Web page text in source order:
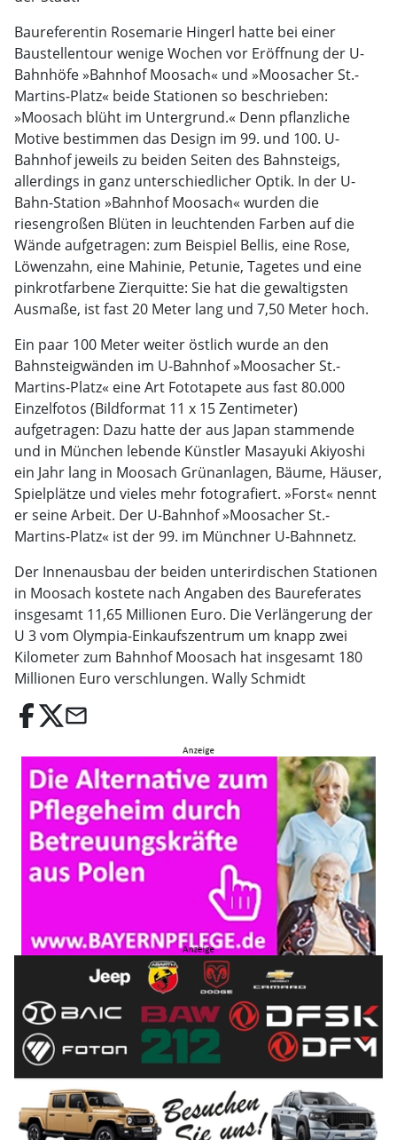
Baureferentin Rosemarie Hingerl hatte bei einer
Baustellentour wenige Wochen vor Eröffnung der U-
Bahnhöfe »Bahnhof Moosach« und »Moosacher St.-
Martins-Platz« beide Stationen so beschrieben:
»Moosach blüht im Untergrund.« Denn pflanzliche
Motive bestimmen das Design im 99. und 100. U-
Bahnhof jeweils zu beiden Seiten des Bahnsteigs,
allerdings in ganz unterschiedlicher Optik. In der U-
Bahn-Station »Bahnhof Moosach« wurden die
riesengroßen Blüten in leuchtenden Farben auf die
Wände aufgetragen: zum Beispiel Bellis, eine Rose,
Löwenzahn, eine Mahinie, Petunie, Tagetes und eine
pinkrotfarbene Zierquitte: Sie hat die gewaltigsten
Ausmaße, ist fast 20 Meter lang und 7,50 Meter hoch.
Ein paar 100 Meter weiter östlich wurde an den
Bahnsteigwänden im U-Bahnhof »Moosacher St.-
Martins-Platz« eine Art Fototapete aus fast 80.000
Einzelfotos (Bildformat 11 x 15 Zentimeter)
aufgetragen: Dazu hatte der aus Japan stammende
und in München lebende Künstler Masayuki Akiyoshi
ein Jahr lang in Moosach Grünanlagen, Bäume, Häuser,
Spielplätze und vieles mehr fotografiert. »Forst« nennt
er seine Arbeit. Der U-Bahnhof »Moosacher St.-
Martins-Platz« ist der 99. im Münchner U-Bahnnetz.
Der Innenausbau der beiden unterirdischen Stationen
in Moosach kostete nach Angaben des Baureferates
insgesamt 11,65 Millionen Euro. Die Verlängerung der
U 3 vom Olympia-Einkaufszentrum um knapp zwei
Kilometer zum Bahnhof Moosach hat insgesamt 180
Millionen Euro verschlungen. Wally Schmidt
email